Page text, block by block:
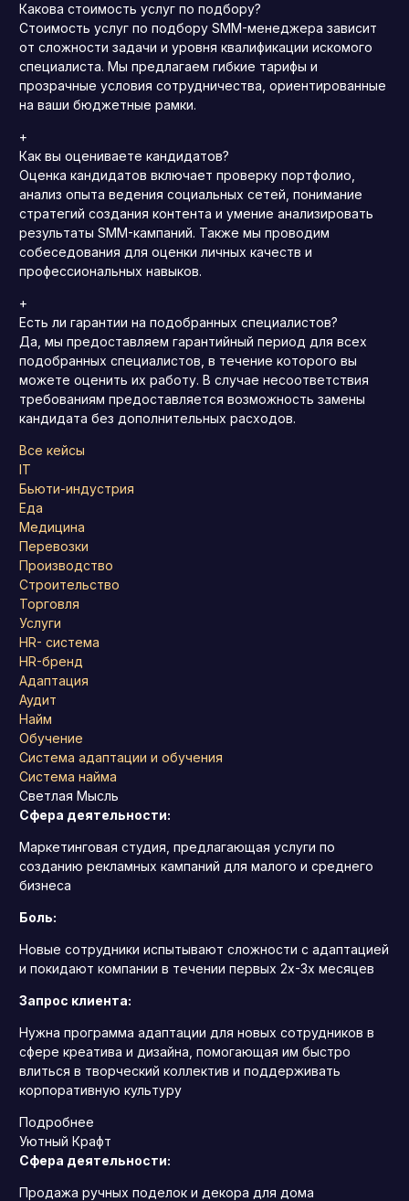
Какова стоимость услуг по подбору?
Стоимость услуг по подбору SMM-менеджера зависит
от сложности задачи и уровня квалификации искомого
специалиста. Мы предлагаем гибкие тарифы и
прозрачные условия сотрудничества, ориентированные
на ваши бюджетные рамки.
+
Как вы оцениваете кандидатов?
Оценка кандидатов включает проверку портфолио,
анализ опыта ведения социальных сетей, понимание
стратегий создания контента и умение анализировать
результаты SMM-кампаний. Также мы проводим
собеседования для оценки личных качеств и
профессиональных навыков.
+
Есть ли гарантии на подобранных специалистов?
Да, мы предоставляем гарантийный период для всех
подобранных специалистов, в течение которого вы
можете оценить их работу. В случае несоответствия
требованиям предоставляется возможность замены
кандидата без дополнительных расходов.
Все кейсы
IT
Бьюти-индустрия
Еда
Медицина
Перевозки
Производство
Строительство
Торговля
Услуги
HR- система
HR-бренд
Адаптация
Аудит
Найм
Обучение
Система адаптации и обучения
Система найма
Светлая Мысль
Сфера деятельности:
Маркетинговая студия, предлагающая услуги по
созданию рекламных кампаний для малого и среднего
бизнеса
Боль:
Новые сотрудники испытывают сложности с адаптацией
и покидают компании в течении первых 2х-3х месяцев
Запрос клиента:
Нужна программа адаптации для новых сотрудников в
сфере креатива и дизайна, помогающая им быстро
влиться в творческий коллектив и поддерживать
корпоративную культуру
Подробнее
Уютный Крафт
Сфера деятельности:
Продажа ручных поделок и декора для дома